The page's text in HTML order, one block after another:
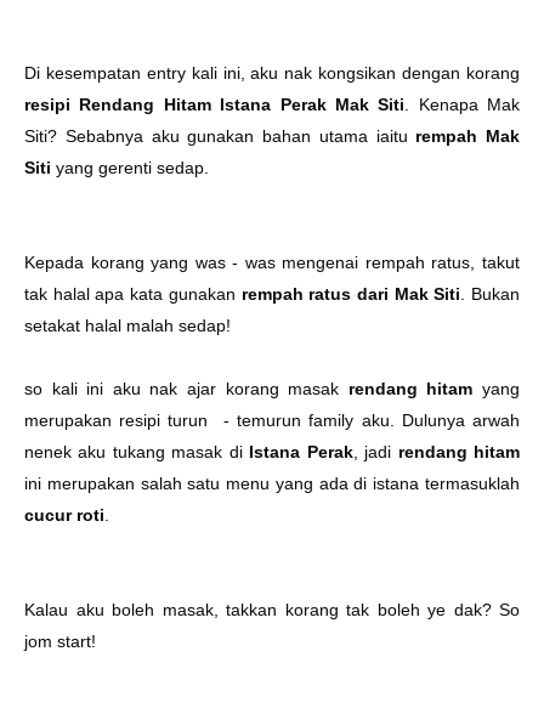
Di kesempatan entry kali ini, aku nak kongsikan dengan korang
resipi Rendang Hitam Istana Perak Mak Siti . Kenapa Mak
Siti? Sebabnya aku gunakan bahan utama iaitu rempah Mak
Siti yang gerenti sedap.
Kepada korang yang was - was mengenai rempah ratus, takut
tak halal apa kata gunakan rempah ratus dari Mak Siti . Bukan
setakat halal malah sedap!
so kali ini aku nak ajar korang masak rendang hitam yang
merupakan resipi turun - temurun family aku. Dulunya arwah
nenek aku tukang masak diIstana Perak, jadi rendang hitam
ini merupakan salah satu menu yang ada di istana termasuklah
cucur roti
Kalau aku boleh masak, takkan korang tak boleh ye dak? So
jom start!